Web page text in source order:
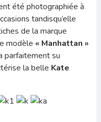
été photographiée à
tandisqu’elle
de la marque
modèle « Manhattan »
parfaitement su
la belle Kate